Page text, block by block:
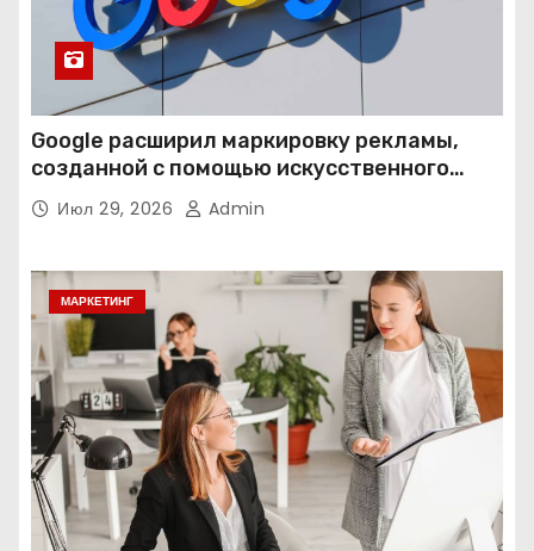
Google расширил маркировку рекламы,
созданной с помощью искусственного
интеллекта
Июл 29, 2026 Admin
МАРКЕТИНГ